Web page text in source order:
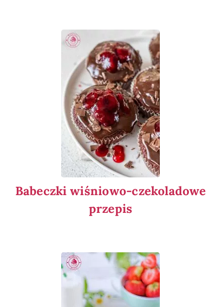
Babeczki wiśniowo-czekoladowe
przepis